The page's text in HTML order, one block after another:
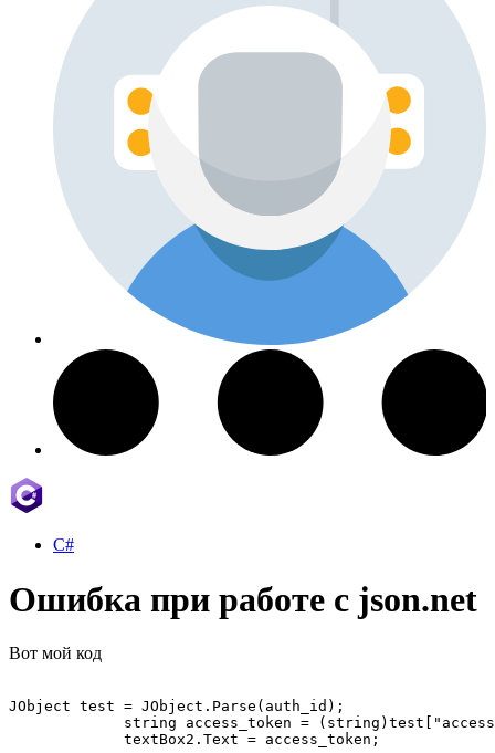
C#
Ошибка при работе с json.net
Вот мой код
JObject test = JObject.Parse(auth_id);
string access_token =
             textBox2.Text = access_token;